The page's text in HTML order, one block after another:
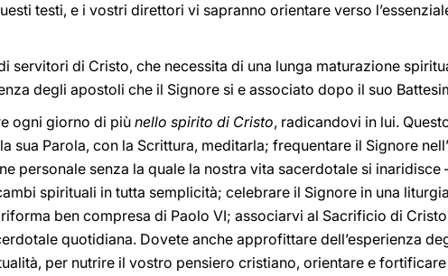
testi, e i vostri direttori vi sapranno orientare verso
servitori di Cristo, che necessita di una lunga maturazione
degli apostoli che il Signore si e associato dopo il suo
ogni giorno di più nello spirito di Cristo, radicandovi in lui.
sua Parola, con la Scrittura, meditarla; frequentare il Signore
personale senza la quale la nostra vita sacerdotale si inaridisce
spirituali in tutta semplicità; celebrare il Signore in una
ben compresa di Paolo VI; associarvi al Sacrificio di
quotidiana. Dovete anche approfittare dell’esperienza
per nutrire il vostro pensiero cristiano, orientare e